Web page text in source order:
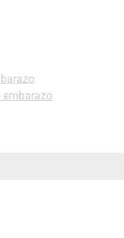
embarazo